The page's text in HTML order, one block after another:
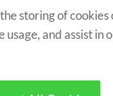
storing of cookies
and assist in